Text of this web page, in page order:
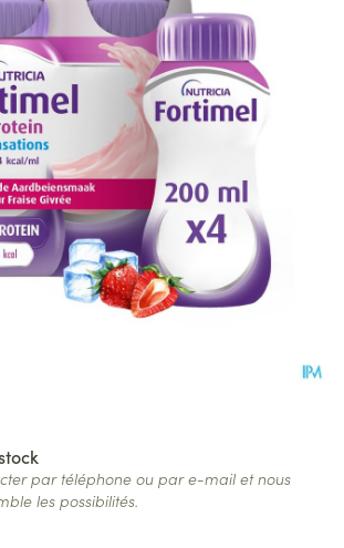
par téléphone ou par e-mail et nous
les possibilités.